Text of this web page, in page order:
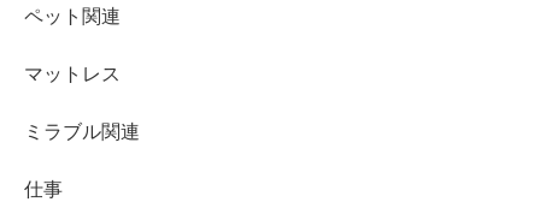
ペット関連
マットレス
ミラブル関連
仕事